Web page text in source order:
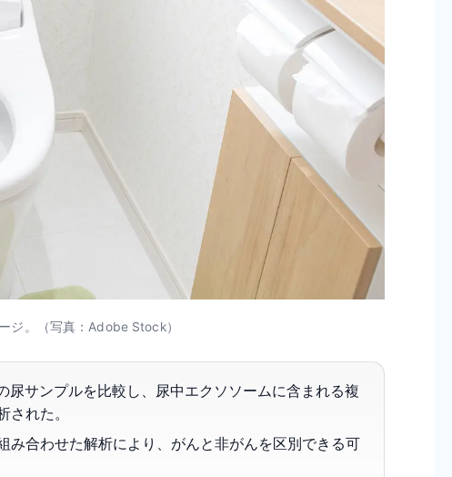
ジ。（写真：Adobe Stock）
尿サンプルを比較し、尿中エクソソームに含まれる複
された。
み合わせた解析により、がんと非がんを区別できる可